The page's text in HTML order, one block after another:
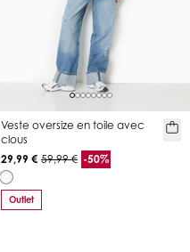
Veste oversize en toile avec
clous
29,99 € 59,99 € -50%
Outlet